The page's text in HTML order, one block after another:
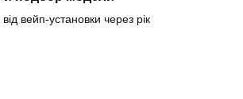
вейп-установки через рік